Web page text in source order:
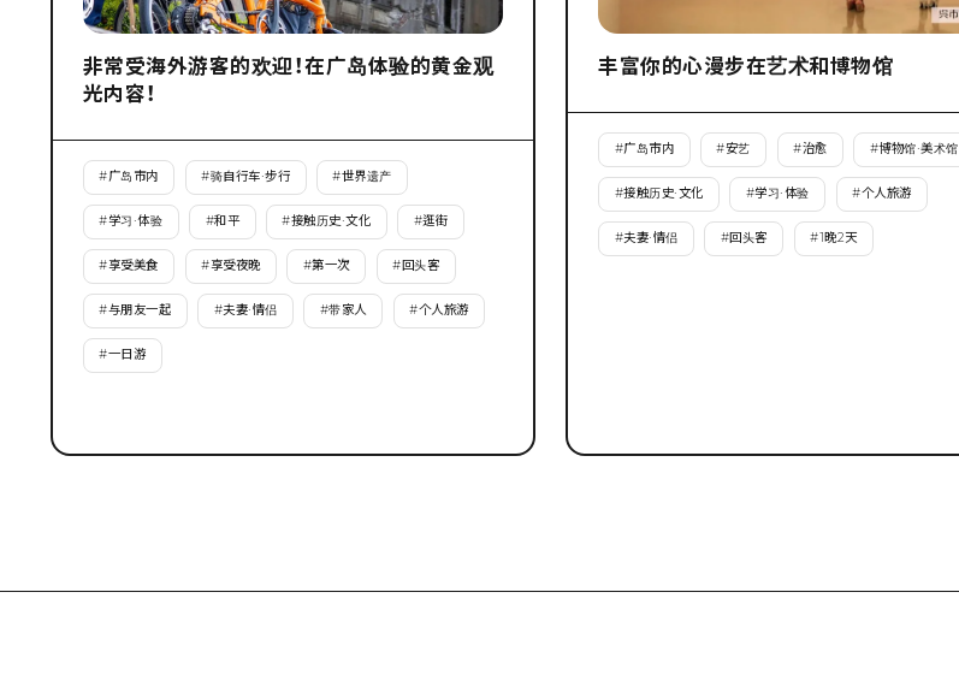
非常受海外游客的欢迎！在广岛体验的黄金观
光内容！
#广岛市内 #骑自行车·步行 #世界遗产
#学习·体验 #和平 #接触历史·文化 #逛街
#享受美食 #享受夜晚 #第一次 #回头客
#与朋友一起 #夫妻·情侣 #带家人 #个人旅游
#一日游
丰富你的心漫步在艺术和博物馆
#广岛市内 #安艺 #治愈 #博物馆·美术馆
#接触历史·文化 #学习·体验 #个人旅游
#夫妻·情侣 #回头客 #1晚2天